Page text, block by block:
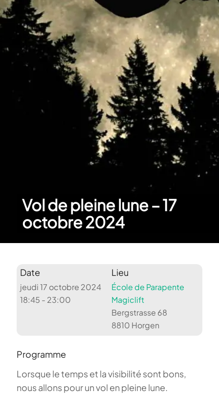
Vol de pleine lune – 17
octobre 2024
Date
jeudi 17 octobre 2024
18:45 - 23:00
Lieu
École de Parapente
Magiclift
Bergstrasse 68
8810 Horgen
Programme
Lorsque le temps et la visibilité sont bons,
nous allons pour un vol en pleine lune.